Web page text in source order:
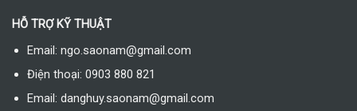
HỖ TRỢ KỸ THUẬT
Email: ngo.saonam@gmail.com
Điện thoại: 0903 880 821
Email: danghuy.saonam@gmail.com